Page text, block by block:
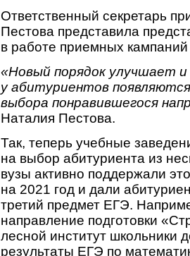
Ответственный секретарь
Пестова представила
в работе приемных кампаний
«Новый порядок улучшает
у абитуриентов
выбора понравившегося
Наталия Пестова.
Так, теперь учебные
на выбор абитуриента из
вузы активно поддержали
на 2021 год и дали
третий предмет ЕГЭ.
направление подготовки
лесной институт школьники
результаты ЕГЭ по